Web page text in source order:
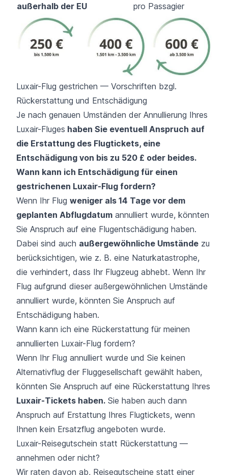
außerhalb der EU
pro Passagier
Luxair-Flug gestrichen — Vorschriften bzgl.
Rückerstattung und Entschädigung
Je nach genauen Umständen der Annullierung Ihres
Luxair-Fluges haben Sie eventuell Anspruch auf
die Erstattung des Flugtickets, eine
Entschädigung von bis zu 520 £ oder beides.
Wann kann ich Entschädigung für einen
gestrichenen Luxair-Flug fordern?
Wenn Ihr Flug weniger als 14 Tage vor dem
geplanten Abflugdatum annulliert wurde, könnten
Sie Anspruch auf eine Flugentschädigung haben.
Dabei sind auch außergewöhnliche Umstände zu
berücksichtigen, wie z. B. eine Naturkatastrophe,
die verhindert, dass Ihr Flugzeug abhebt. Wenn Ihr
Flug aufgrund dieser außergewöhnlichen Umstände
annulliert wurde, könnten Sie Anspruch auf
Entschädigung haben.
Wann kann ich eine Rückerstattung für meinen
annullierten Luxair-Flug fordern?
Wenn Ihr Flug annulliert wurde und Sie keinen
Alternativflug der Fluggesellschaft gewählt haben,
könnten Sie Anspruch auf eine Rückerstattung Ihres
Luxair-Tickets haben. Sie haben auch dann
Anspruch auf Erstattung Ihres Flugtickets, wenn
Ihnen kein Ersatzflug angeboten wurde.
Luxair-Reisegutschein statt Rückerstattung —
annehmen oder nicht?
Wir raten davon ab, Reisegutscheine statt einer